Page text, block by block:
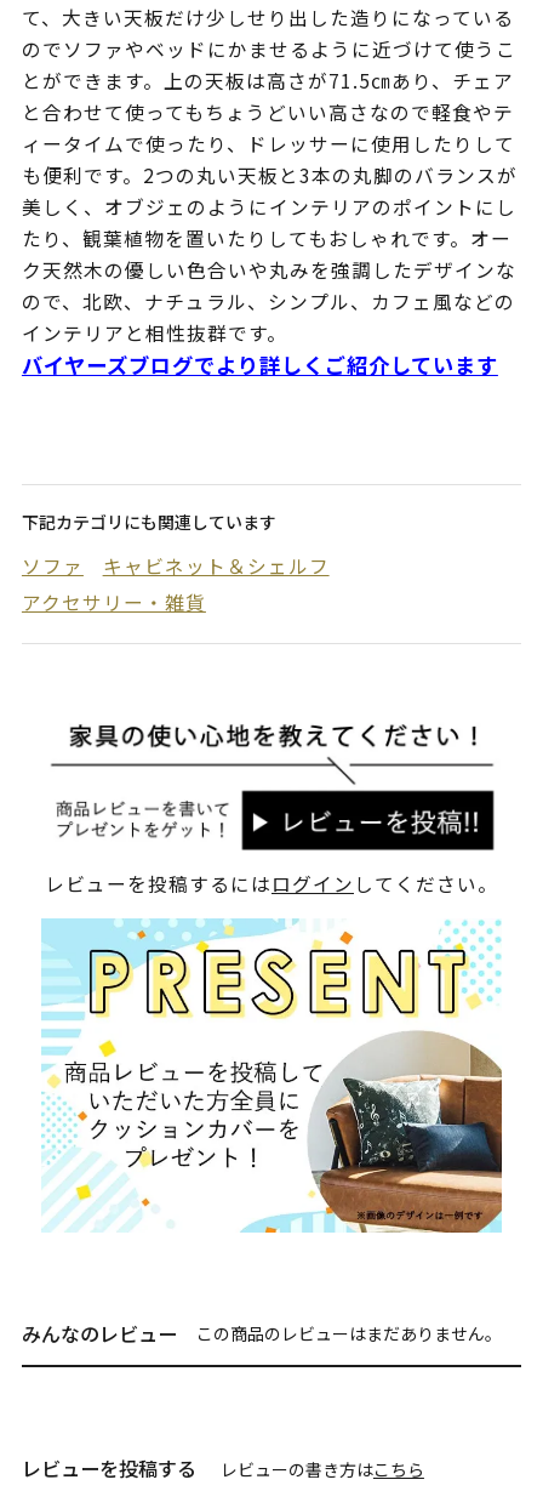
て、大きい天板だけ少しせり出した造りになっている
のでソファやベッドにかませるように近づけて使うこ
とができます。上の天板は高さが71.5㎝あり、チェア
と合わせて使ってもちょうどいい高さなので軽食やテ
ィータイムで使ったり、ドレッサーに使用したりして
も便利です。2つの丸い天板と3本の丸脚のバランスが
美しく、オブジェのようにインテリアのポイントにし
たり、観葉植物を置いたりしてもおしゃれです。オー
ク天然木の優しい色合いや丸みを強調したデザインな
ので、北欧、ナチュラル、シンプル、カフェ風などの
インテリアと相性抜群です。
バイヤーズブログでより詳しくご紹介しています
下記カテゴリにも関連しています
ソファ
キャビネット＆シェルフ
アクセサリー・雑貨
レビューを投稿するにはログイン してください。
みんなのレビュー この商品のレビューはまだありません。
レビューを投稿する レビューの書き方はこちら